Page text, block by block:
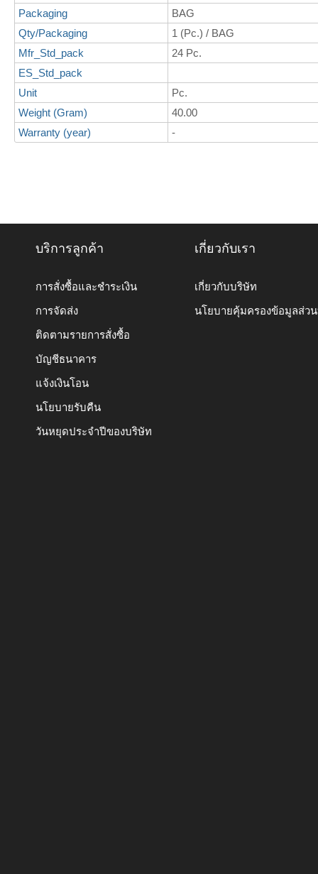
Packaging
BAG
Qty/Packaging
1 (Pc.) / BAG
Mfr_Std_pack
24 Pc.
ES_Std_pack
Unit
Pc.
Weight (Gram)
40.00
Warranty (year)
-
บริการลูกค้า
การสั่งซื้อและชำระเงิน
การจัดส่ง
ติดตามรายการสั่งซื้อ
บัญชีธนาคาร
แจ้งเงินโอน
นโยบายรับคืน
วันหยุดประจำปีของบริษัท
เกี่ยวกับเรา
เกี่ยวกับบริษัท
นโยบายคุ้มครองข้อมูลส่ว